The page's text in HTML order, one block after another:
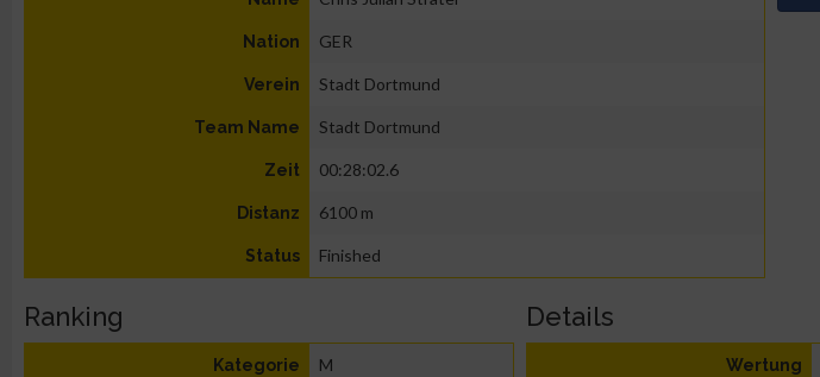
Nation GER
Verein Stadt Dortmund
Team Name Stadt Dortmund
Zeit 00:28:02.6
Distanz 6100 m
Status Finished
Ranking
Kategorie M
Details
Wertung